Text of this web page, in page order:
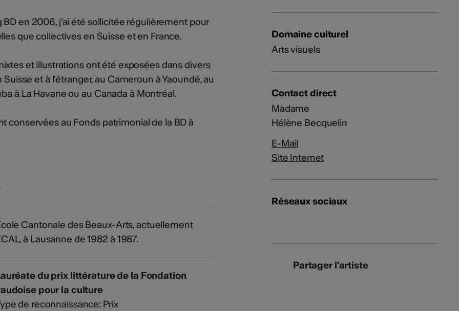
en 2006, j’ai été sollicitée régulièrement pour
que collectives en Suisse et en France.
et illustrations ont été exposées dans divers
et à l'étranger, au Cameroun à Yaoundé, au
à La Havane ou au Canada à Montréal.
conservées au Fonds patrimonial de la BD à
Cantonale des Beaux-Arts, actuellement
à Lausanne de 1982 à 1987.
du prix littérature de la Fondation
pour la culture
de reconnaissance: Prix
Domaine culturel
Arts visuels
Contact direct
Madame
Hélène Becquelin
E-Mail
Site Internet
Réseaux sociaux
Partager l'artiste